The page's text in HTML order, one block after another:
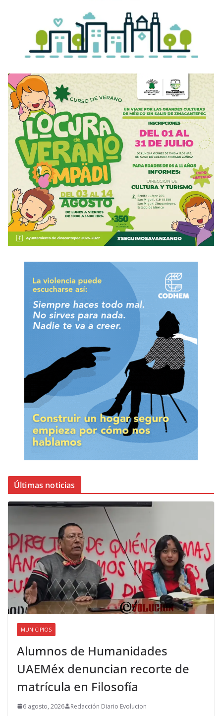
Últimas noticias
MUNICIPIOS
Alumnos de Humanidades
UAEMéx denuncian recorte de
matrícula en Filosofía
6 agosto, 2026 Redacción Diario Evolucion